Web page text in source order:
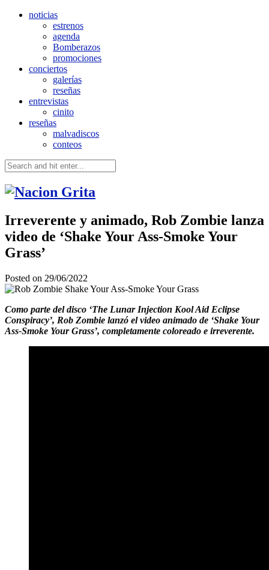
noticias
estrenos
agenda
Bomberazos
promociones
conciertos
galerías
reseñas
entrevistas
cinito
reseñas
malvadiscos
conteos
Irreverente y animado, Rob Zombie lanza
video de ‘Shake Your Ass-Smoke Your
Grass’
Posted on 29/06/2022
Como parte del disco ‘The Lunar Injection Kool Aid Eclipse
Conspiracy’, Rob Zombie lanzó el video animado de ‘Shake Your
Ass-Smoke Your Grass’, completamente coloreado e irreverente.